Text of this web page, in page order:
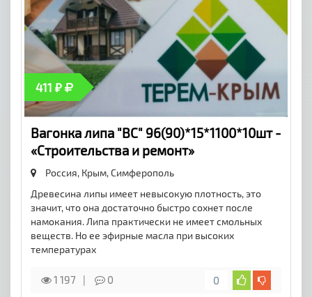
411 ₽
Вагонка липа "ВС" 96(90)*15*1100*10шт -
«Строительства и ремонт»
Россия, Крым,Симферополь
Древесина липы имеет невысокую плотность, это
значит, что она достаточно быстро сохнет после
намокания. Липа практически не имеет смольных
веществ. Но ее эфирные масла при высоких
температурах
1 197 0 0